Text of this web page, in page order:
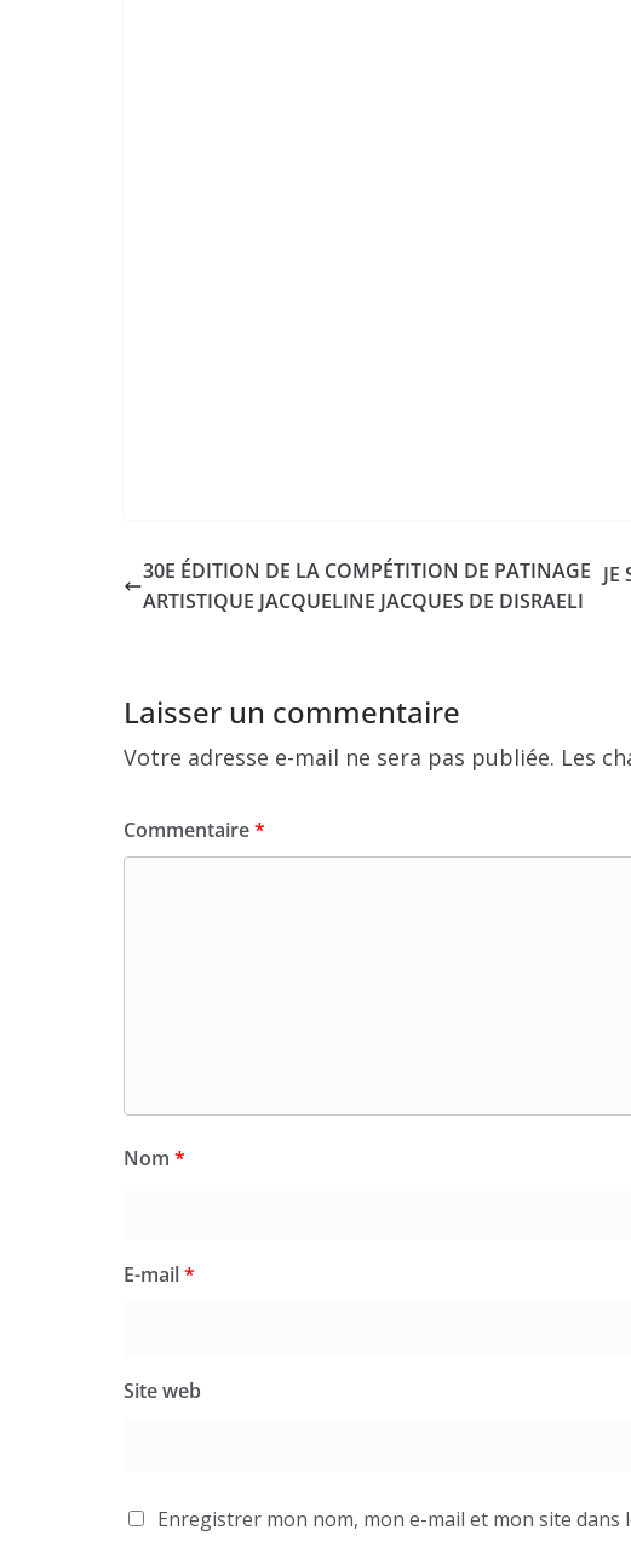
30E ÉDITION DE LA COMPÉTITION DE PATINAGE
ARTISTIQUE JACQUELINE JACQUES DE DISRAELI
JE
Laisser un commentaire
Votre adresse e-mail ne sera pas publiée. Les
Commentaire*
Nom *
E-mail*
Site web
Enregistrer mon nom, mon e-mail et mon site